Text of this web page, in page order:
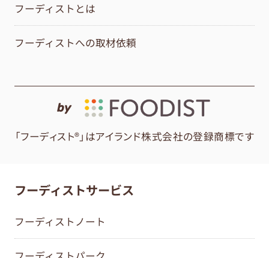
フーディストとは
フーディストへの取材依頼
by
「フーディスト®」はアイランド株式会社の登録商標です
フーディストサービス
フーディストノート